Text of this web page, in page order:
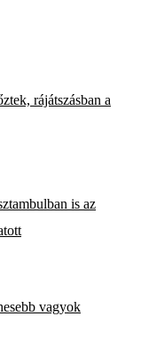
rájátszásban a
is az
vagyok